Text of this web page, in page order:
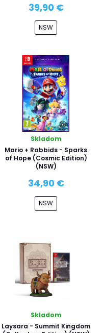
39,90 €
NSW
Skladom
Mario + Rabbids - Sparks
of Hope (Cosmic Edition)
(NSW)
34,90 €
NSW
Skladom
Laysara - Summit Kingdom